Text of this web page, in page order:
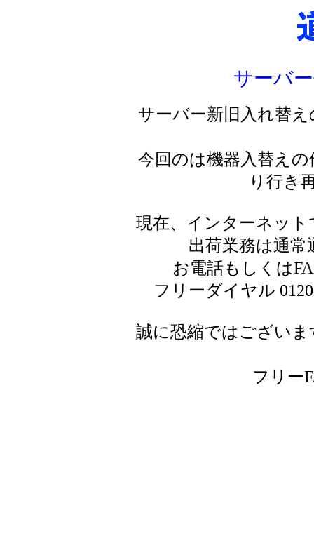
サーバ
サーバー新旧入れ替
今回のは機器入替え
り行き
現在、インターネッ
出荷業務は通
お電話もしくは
フリーダイヤル
誠に恐縮ではござい
フリー